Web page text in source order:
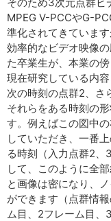
MPEG V-PCCやG-
準化されてきていま
効率的なビデオ映像
た卒業生が、本業の
現在研究している内
次の時刻の点群2、さ
それらをある時刻の
す。例えばこの図中
していただき、一番
る時刻（入力点群2、
して、このように全
と画像は密になり、
ができます（点群情
ム目、2フレーム目、